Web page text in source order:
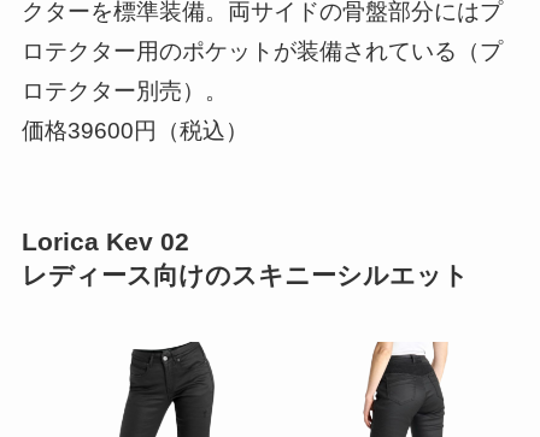
クターを標準装備。両サイドの骨盤部分にはプ
ロテクター用のポケットが装備されている（プ
ロテクター別売）。
価格39600円（税込）
Lorica Kev 02
レディース向けのスキニーシルエット